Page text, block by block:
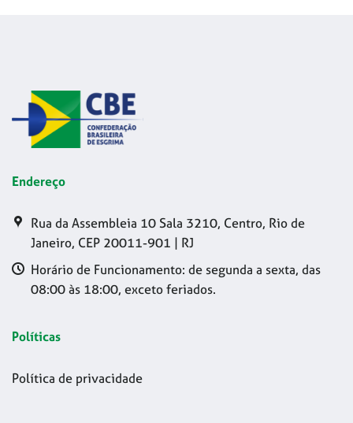
Endereço
Rua da Assembleia 10 Sala 3210, Centro, Rio de
Janeiro, CEP 20011-901 | RJ
Horário de Funcionamento: de segunda a sexta, das
08:00 às 18:00, exceto feriados.
Políticas
Política de privacidade